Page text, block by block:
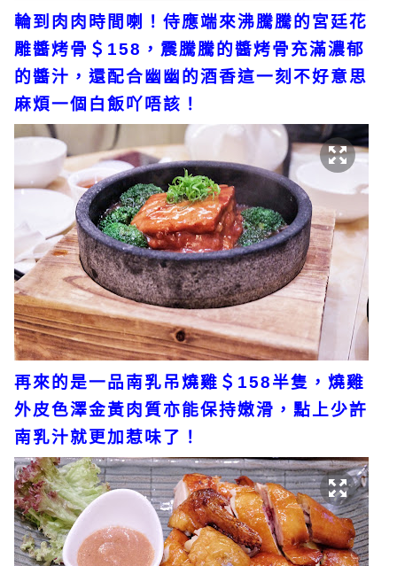
輪到肉肉時間喇！侍應端來沸騰騰的宮廷花
雕醬烤骨＄158，震騰騰的醬烤骨充滿濃郁
的醬汁，還配合幽幽的酒香這一刻不好意思
麻煩一個白飯吖唔該！
再來的是一品南乳吊燒雞＄158半隻，燒雞
外皮色澤金黃肉質亦能保持嫩滑，點上少許
南乳汁就更加惹味了！